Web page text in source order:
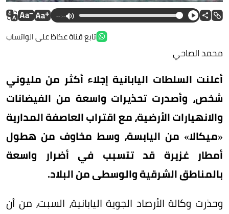
--:--
تابع قناة عكاظ على الواتساب
محمد الصاحي
أعلنت السلطات اليابانية إجلاء أكثر من مليوني
شخص، وأصدرت تحذيرات واسعة من الفيضانات
والانهيارات الأرضية، مع اقتراب العاصفة المدارية
«ميكالا» من اليابسة، وسط مخاوف من هطول
أمطار غزيرة قد تتسبب في أضرار واسعة
بالمناطق الشرقية والوسطى من البلاد.
وحذرت وكالة الأرصاد الجوية اليابانية، السبت، من أن